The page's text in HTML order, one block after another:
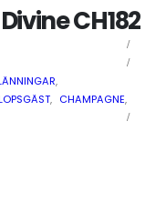
CH182
,
, CHAMPAGNE,